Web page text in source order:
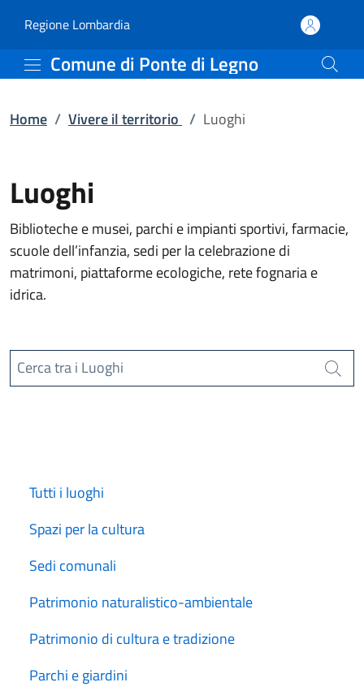
Luoghi | Comune di
Regione Lombardia(apre in un'altra scheda).
Comune di Ponte di Legno
Home / Vivere il territorio / Luoghi
Luoghi
Biblioteche e musei, parchi e impianti sportivi, farmacie,
scuole dell’infanzia, sedi per la celebrazione di
matrimoni, piattaforme ecologiche, rete fognaria e
idrica.
Cerca tra i Luoghi
Cerca
Tutti i luoghi
Spazi per la cultura
Sedi comunali
Patrimonio naturalistico-ambientale
Patrimonio di cultura e tradizione
Parchi e giardini